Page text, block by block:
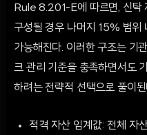
Rule 8.201-E에 따르면, 신탁
구성될 경우 나머지 15% 범위
가능해진다. 이러한 구조는 기
크 관리 기준을 충족하면서도
하려는 전략적 선택으로 풀이된
적격 자산 임계값: 전체